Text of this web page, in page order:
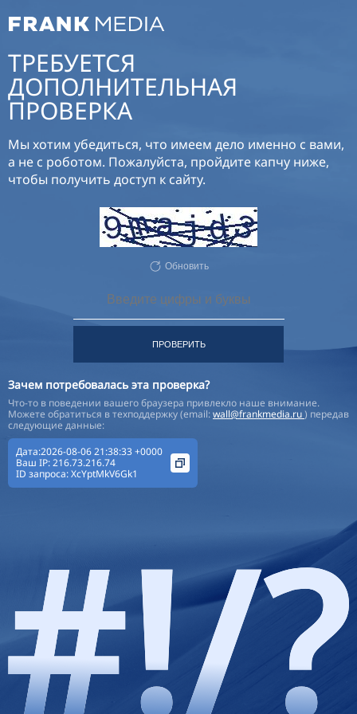
ТРЕБУЕТСЯ
ДОПОЛНИТЕЛЬНАЯ
ПРОВЕРКА
Мы хотим убедиться, что имеем дело именно с вами,
а не с роботом. Пожалуйста, пройдите капчу ниже,
чтобы получить доступ к сайту.
Обновить
ПРОВЕРИТЬ
Зачем потребовалась эта проверка?
Что-то в поведении вашего браузера привлекло наше внимание.
Можете обратиться в техподдержку (email:wall@frankmedia.ru) передав
следующие данные:
Дата:2026-08-06 21:38:33 +0000
Ваш IP:216.73.216.74
ID запроса:XcYptMkV6Gk1